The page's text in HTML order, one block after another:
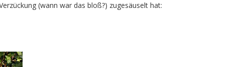
(wann war das bloß?) zugesäuselt hat: